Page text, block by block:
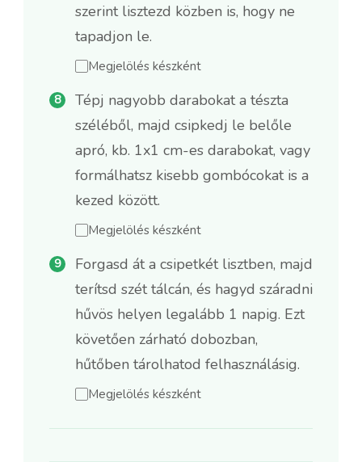
szerint lisztezd közben is, hogy ne
tapadjon le.
Megjelölés készként
Tépj nagyobb darabokat a tészta
széléből, majd csipkedj le belőle
apró, kb. 1x1 cm-es darabokat, vagy
formálhatsz kisebb gombócokat is a
kezed között.
Megjelölés készként
Forgasd át a csipetkét lisztben, majd
terítsd szét tálcán, és hagyd száradni
hűvös helyen legalább 1 napig. Ezt
követően zárható dobozban,
hűtőben tárolhatod felhasználásig.
Megjelölés készként